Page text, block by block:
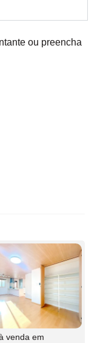
ou preencha
venda em